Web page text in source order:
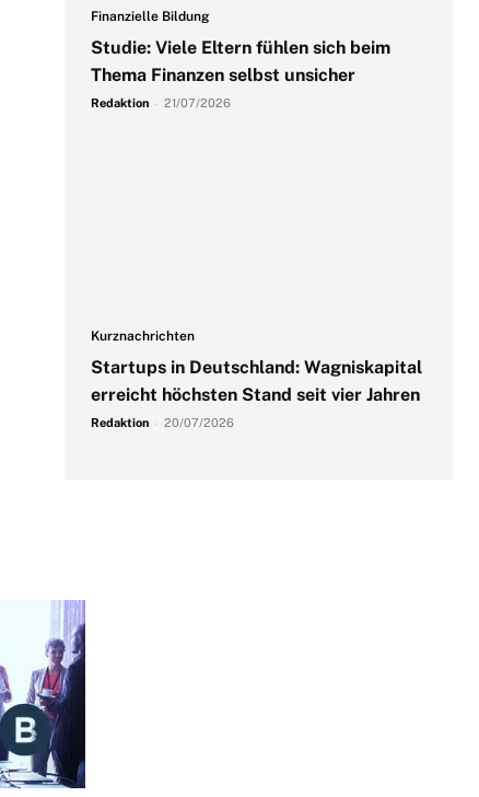
Finanzielle Bildung
Studie: Viele Eltern fühlen sich beim
Thema Finanzen selbst unsicher
Redaktion 21/07/2026
Kurznachrichten
Startups in Deutschland: Wagniskapital
erreicht höchsten Stand seit vier Jahren
Redaktion 20/07/2026